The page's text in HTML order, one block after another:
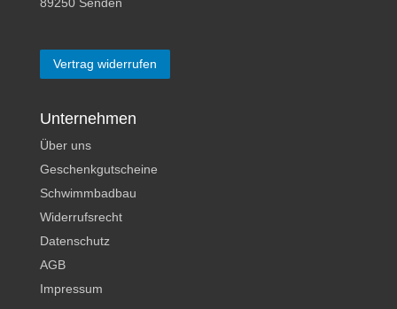
Vertrag widerrufen
Unternehmen
Über uns
Geschenkgutscheine
Schwimmbadbau
Widerrufsrecht
Datenschutz
AGB
Impressum